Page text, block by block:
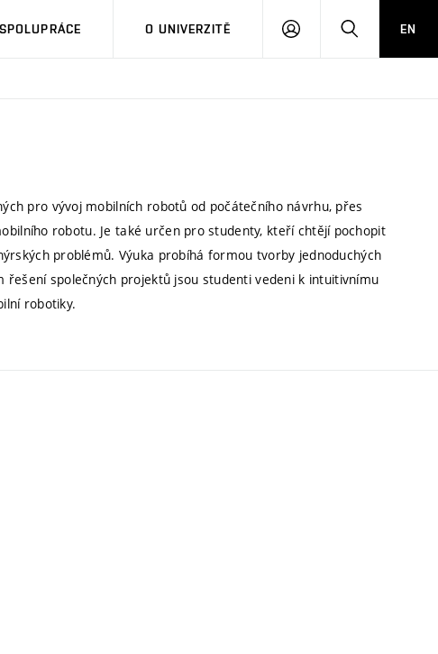
SPOLUPRÁCE O UNIVERZITĚ
PŘIHLÁSIT HLEDATEN
pro vývoj mobilních robotů od počátečního návrhu, přes
robotu. Je také určen pro studenty, kteří chtějí pochopit
problémů. Výuka probíhá formou tvorby jednoduchých
společných projektů jsou studenti vedeni k intuitivnímu
robotiky.